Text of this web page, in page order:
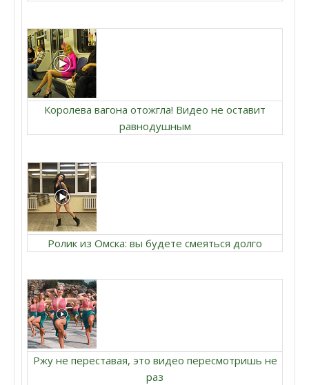
Королева вагона отожгла! Видео не оставит
равнодушным
Ролик из Омска: вы будете смеяться долго
Ржу не переставая, это видео пересмотришь не
раз